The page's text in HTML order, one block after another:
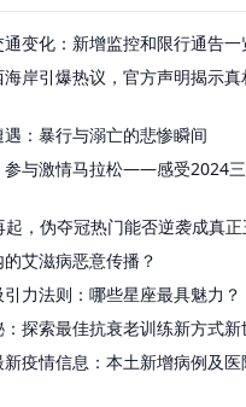
变化：新增监控和限行通告一
岸引爆热议，官方声明揭示
：暴行与溺亡的悲惨瞬间
参与激情马拉松——感受2024
，伪夺冠热门能否逆袭成真正
艾滋病恶意传播？
力法则：哪些星座最具魅力？
探索最佳抗衰老训练新方式新
疫情信息：本土新增病例及医